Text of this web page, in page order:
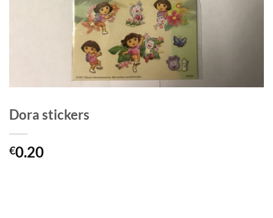
Dora stickers
€0.20